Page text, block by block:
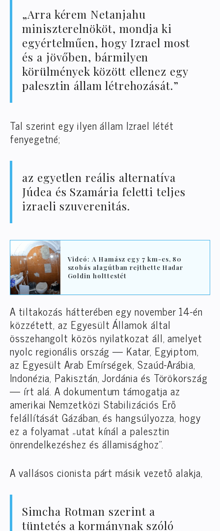
„Arra kérem Netanjahu
miniszterelnököt, mondja ki
egyértelműen, hogy Izrael most
és a jövőben, bármilyen
körülmények között ellenez egy
palesztin állam létrehozását.”
Tal szerint egy ilyen állam Izrael létét
fenyegetné;
az egyetlen reális alternatíva
Júdea és Szamária feletti teljes
izraeli szuverenitás.
Videó: A Hamász egy 7 km-es, 80
szobás alagútban rejthette Hadar
Goldin holttestét
A tiltakozás hátterében egy november 14-én
közzétett, az Egyesült Államok által
összehangolt közös nyilatkozat áll, amelyet
nyolc regionális ország — Katar, Egyiptom,
az Egyesült Arab Emírségek, Szaúd-Arábia,
Indonézia, Pakisztán, Jordánia és Törökország
— írt alá. A dokumentum támogatja az
amerikai Nemzetközi Stabilizációs Erő
felállítását Gázában, és hangsúlyozza, hogy
ez a folyamat „utat kínál a palesztin
önrendelkezéshez és államisághoz”.
A vallásos cionista párt másik vezető alakja,
Simcha Rotman szerint a
tüntetés a kormánynak szóló